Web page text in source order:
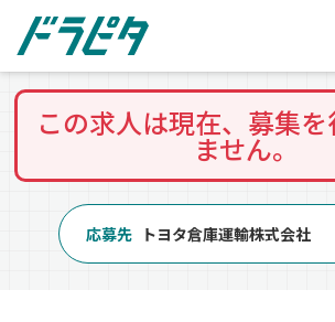
この求人は現在、募集を
ません。
応募先 トヨタ倉庫運輸株式会社